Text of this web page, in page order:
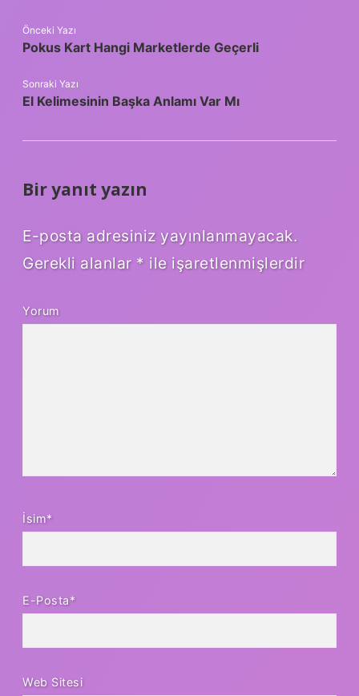
Önceki Yazı
Pokus Kart Hangi Marketlerde Geçerli
Sonraki Yazı
El Kelimesinin Başka Anlamı Var Mı
Bir yanıt yazın
E-posta adresiniz yayınlanmayacak.
Gerekli alanlar * ile işaretlenmişlerdir
Yorum
İsim*
E-Posta*
Web Sitesi